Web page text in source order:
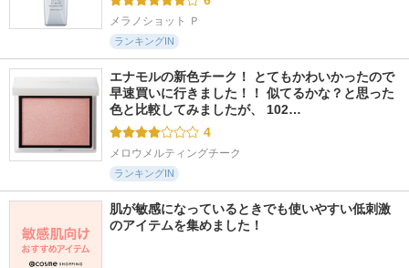
メラノショット Ｐ
ランキングIN
エナモルの新色チーク！ とてもかわいかったので
早速買いに行きました！！ 似てるかな？と思った
色と比較してみましたが、 102…
4
メロウメルティングチーク
ランキングIN
肌が敏感になっているときでも使いやすい低刺激
のアイテムを集めました！